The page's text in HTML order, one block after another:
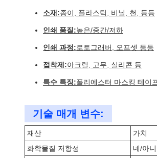
소재:종이, 플라스틱, 비닐, 천, 등등
인쇄 품질:높은/중간/저하
인쇄 과정:로토그래버, 오프셋 등등
접착제:아크릴, 고무, 실리콘 등
특수 특징:폴리에스터 마스킹 테이
기술 매개 변수:
재산
가치
화학물질 저항성
네/아